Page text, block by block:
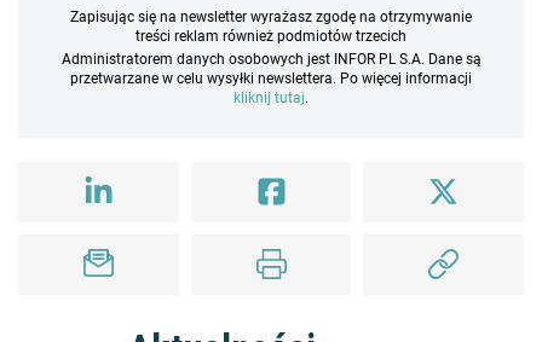
Zapisując się na newsletter wyrażasz zgodę na otrzymywanie
treści reklam również podmiotów trzecich
Administratorem danych osobowych jest INFOR PL S.A. Dane są
przetwarzane w celu wysyłki newslettera. Po więcej informacji
kliknij tutaj.